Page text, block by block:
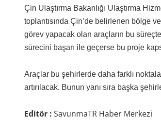
Çin Ulaştırma Bakanlığı Ulaştırma
toplantısında Çin’de belirlenen bölge
görev yapacak olan araçların bu
sürecini başarı ile geçerse bu proje
Araçlar bu şehirlerde daha farklı
artırılacak. Bunun yanı sıra başka
Editör : SavunmaTR Haber Merkezi